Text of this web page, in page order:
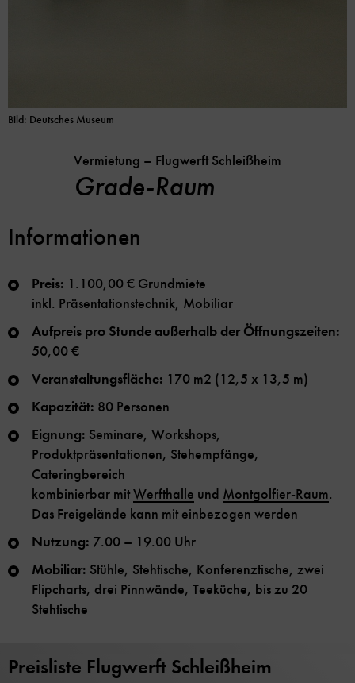
Bild: Deutsches Museum
Vermietung – Flugwerft Schleißheim
Grade-Raum
Informationen
Preis: 1.100,00 € Grundmiete
inkl. Präsentationstechnik, Mobiliar
Aufpreis pro Stunde außerhalb der Öffnungszeiten:
50,00 €
Veranstaltungsfläche: 170 m2 (12,5 x 13,5 m)
Kapazität: 80 Personen
Eignung: Seminare, Workshops,
Produktpräsentationen, Stehempfänge,
Cateringbereich
kombinierbar mitWerfthalle und Montgolfier-Raum.
Das Freigelände kann mit einbezogen werden
Nutzung: 7.00 – 19.00 Uhr
Mobiliar: Stühle, Stehtische, Konferenztische, zwei
Flipcharts, drei Pinnwände, Teeküche, bis zu 20
Stehtische
Preisliste Flugwerft Schleißheim